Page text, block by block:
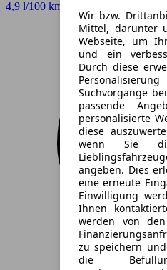
Wir bzw.
Mittel, darunter
Webseite, um
und ein
Durch diese
Suchvorgänge
passende
personalisierte
diese
wenn Sie
angeben. Dies
eine erneute
Einwilligung
Ihnen
werden von
zu speichern
die
4,9 l/100 km (komb.)*